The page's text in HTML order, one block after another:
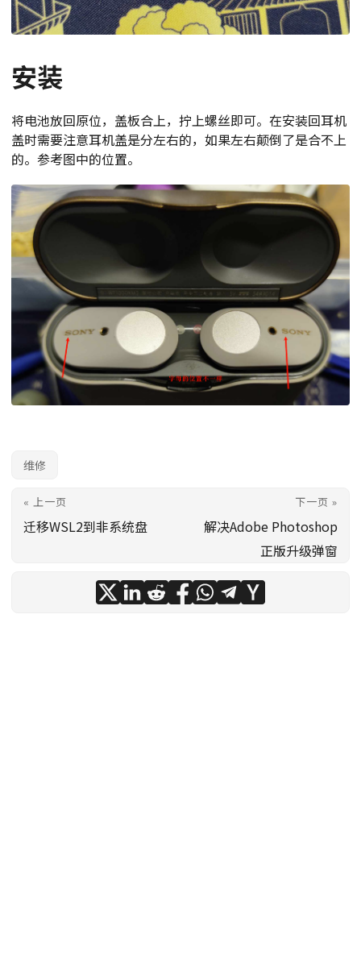
安装
将电池放回原位，盖板合上，拧上螺丝即可。在安装回耳机
盖时需要注意耳机盖是分左右的，如果左右颠倒了是合不上
的。参考图中的位置。
维修
« 上一页
迁移WSL2到非系统盘
下一页 »
解决Adobe Photoshop
正版升级弹窗